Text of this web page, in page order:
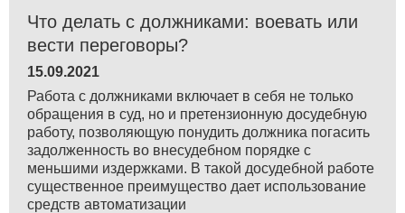
Что делать с должниками: воевать или
вести переговоры?
15.09.2021
Работа с должниками включает в себя не только
обращения в суд, но и претензионную досудебную
работу, позволяющую понудить должника погасить
задолженность во внесудебном порядке с
меньшими издержками. В такой досудебной работе
существенное преимущество дает использование
средств автоматизации